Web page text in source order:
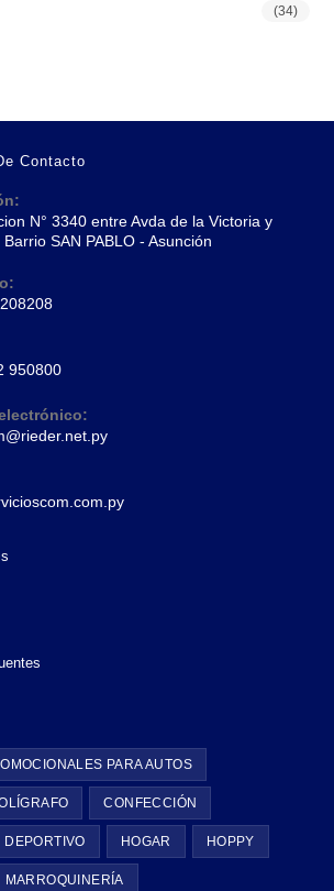
(34)
Contacto
N° 3340 entre Avda de la Victoria y
Barrio SAN PABLO - Asunción
950800
Se
aplicación
Se
PARA AUTOS
CONFECCIÓN
DEPORTIVO HOGAR HOPPY
MARROQUINERÍA